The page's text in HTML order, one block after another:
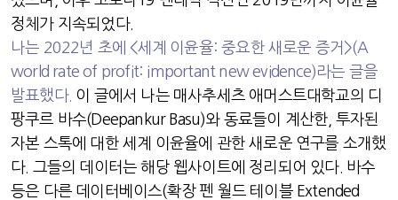
정체가 지속되었다.
나는 2022년 초에 <세계 이윤율:중요한 새로운 증거 >(A
world rate of profit: important new evidence)라는 글을
발표했다. 이 글에서 나는 매사추세츠 애머스트대학교의 디
팡쿠르 바수(Deepankur Basu)와 동료들이 계산한 투자된
자본 스톡에 대한 세계 이윤율에 관한 새로운 연구를 소개했
다. 그들의 데이터는 해당 웹사이트에 정리되어 있다. 바수
등은 다른 데이터베이스(확장 펜 월드 테이블 Extended